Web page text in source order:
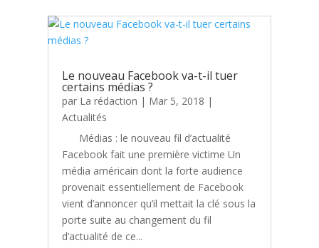
Le nouveau Facebook va-t-il tuer
certains médias ?
par La rédaction | Mar 5, 2018 |
Actualités
Médias : le nouveau fil d’actualité
Facebook fait une première victime Un
média américain dont la forte audience
provenait essentiellement de Facebook
vient d’annoncer qu’il mettait la clé sous la
porte suite au changement du fil
d’actualité de ce...